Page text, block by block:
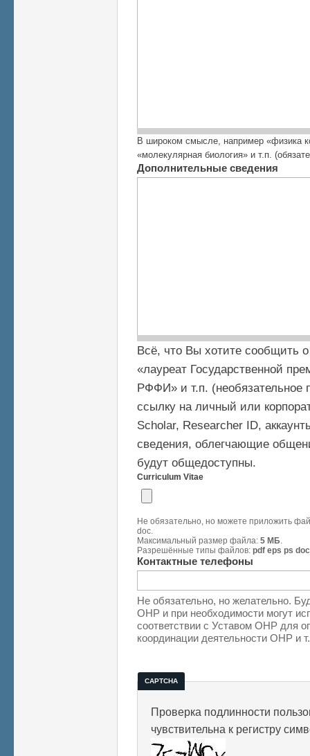
В широком смысле, например «физика
«молекулярная биология» и т.п.
Дополнительные сведения
Всё, что Вы хотите сообщить
«лауреат Государственной
РФФИ» и т.п. (необязательное
ссылку на личный или
Scholar, Researcher ID,
сведения, облегчающие
будут общедоступны.
Curriculum Vitae
Не обязательно, но можете приложить
doc.
Максимальный размер файла: 5 МБ
Разрешённые типы файлов: pdf eps ps doc
Контактные телефоны
Не обязательно, но желательно.
ОНР и при необходимости могут
соответствии с Уставом ОНР для
координации деятельности ОНР и
CAPTCHA
Проверка подлинности
чувствительна к регистру